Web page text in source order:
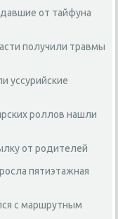
от тайфуна
получили травмы
уссурийские
роллов нашли
от родителей
пятиэтажная
с маршрутным